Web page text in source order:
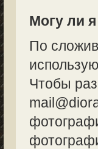
Могу ли
По
Чтобы